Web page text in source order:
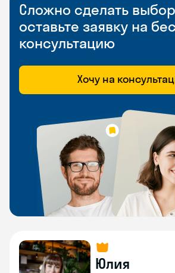
Сложно сделать
оставьте заявку на
консультацию
Хочу на
Юлия